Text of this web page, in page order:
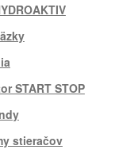
START STOP
stieračov